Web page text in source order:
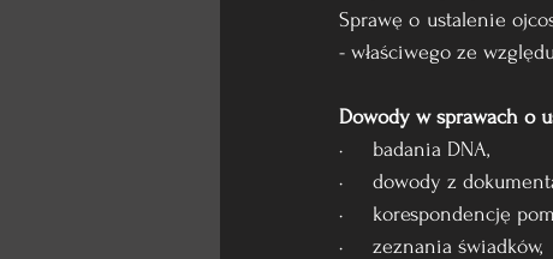
Sprawę o ustalenie
- właściwego ze
Dowody w sprawach o
·     badania DNA,
·     dowody z
·     korespondencję
·     zeznania świadków,